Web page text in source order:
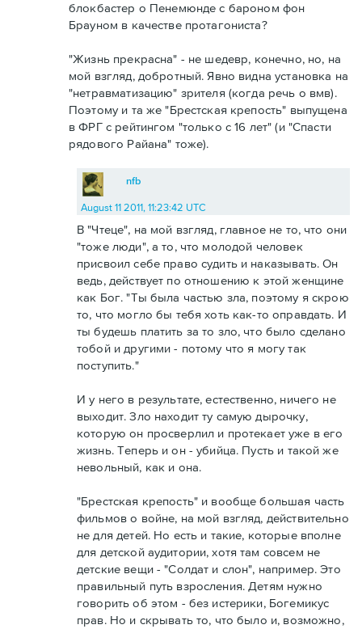
блокбастер о Пенемюнде с бароном фон
Брауном в качестве протагониста?
"Жизнь прекрасна" - не шедевр, конечно, но, на
мой взгляд, добротный. Явно видна установка на
"нетравматизацию" зрителя (когда речь о вмв).
Поэтому и та же "Брестская крепость" выпущена
в ФРГ с рейтингом "только с 16 лет" (и "Спасти
рядового Райана" тоже).
nfb
August 11 2011, 11:23:42 UTC
В "Чтеце", на мой взгляд, главное не то, что они
"тоже люди", а то, что молодой человек
присвоил себе право судить и наказывать. Он
ведь, действует по отношению к этой женщине
как Бог. "Ты была частью зла, поэтому я скрою
то, что могло бы тебя хоть как-то оправдать. И
ты будешь платить за то зло, что было сделано
тобой и другими - потому что я могу так
поступить."
И у него в результате, естественно, ничего не
выходит. Зло находит ту самую дырочку,
которую он просверлил и протекает уже в его
жизнь. Теперь и он - убийца. Пусть и такой же
невольный, как и она.
"Брестская крепость" и вообще большая часть
фильмов о войне, на мой взгляд, действительно
не для детей. Но есть и такие, которые вполне
для детской аудитории, хотя там совсем не
детские вещи - "Солдат и слон", например. Это
правильный путь взросления. Детям нужно
говорить об этом - без истерики, Богемикус
прав. Но и скрывать то, что было и, возможно,